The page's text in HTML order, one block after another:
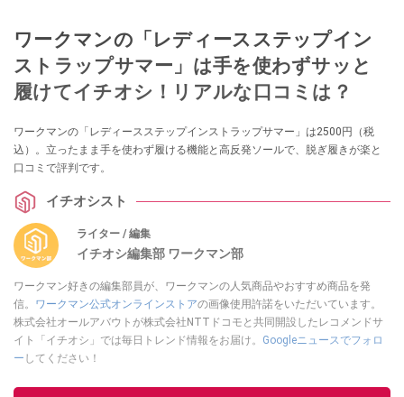
ワークマンの「レディースステップイン
ストラップサマー」は手を使わずサッと
履けてイチオシ！リアルな口コミは？
ワークマンの「レディースステップインストラップサマー」は2500円（税
込）。立ったまま手を使わず履ける機能と高反発ソールで、脱ぎ履きが楽と
口コミで評判です。
イチオシスト
ライター / 編集
イチオシ編集部 ワークマン部
ワークマン好きの編集部員が、ワークマンの人気商品やおすすめ商品を発
信。 ワークマン公式オンラインストアの画像使用許諾をいただいています。
株式会社オールアバウトが株式会社NTTドコモと共同開設したレコメンドサ
イト「イチオシ」では毎日トレンド情報をお届け。 Googleニュースでフォロ
ー してください！
このイチオシストの他の記事を読む